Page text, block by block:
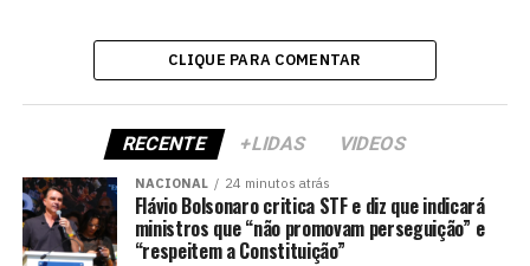
CLIQUE PARA COMENTAR
RECENTE +LIDAS VIDEOS
NACIONAL 24 minutos atrás
Flávio Bolsonaro critica STF e diz que indicará
ministros que “não promovam perseguição” e
“respeitem a Constituição”